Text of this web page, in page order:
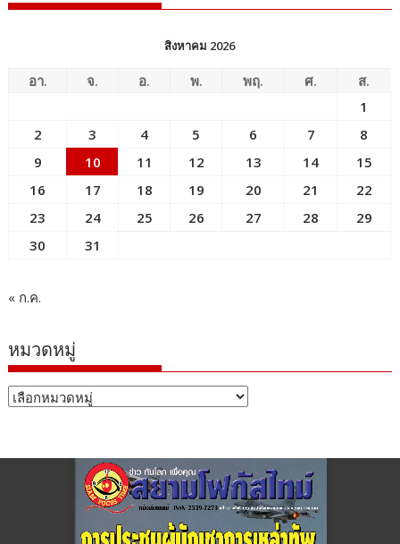
สิงหาคม 2026
อา. จ. อ. พ. พฤ. ศ.
ส.
1
2
3 4 5 6 7
8
9
10 11 12 13 14
15
16
17 18 19 20 21
22
23
24 25 26 27 28
29
30
31
« ก.ค.
หมวดหมู่
หมวด